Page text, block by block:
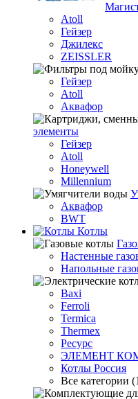
Atoll
Гейзер
Джилекс
ZEISSLER
Гейзер
Atoll
Аквафор
элементы
Гейзер
Atoll
Honeywell
Millennium
Аквафор
BWT
Котлы
Настенные
Напольные
Baxi
Ferroli
Termica
Thermex
Ресурс
ЭЛЕМЕНТ
Котлы Россия
Все категории